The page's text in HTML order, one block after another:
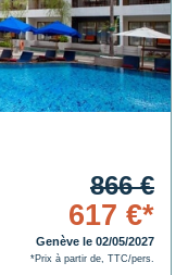
866 €
617 €*
Genève le 02/05/2027
*Prix à partir de, TTC/pers.